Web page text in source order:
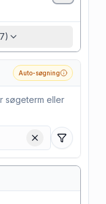
Auto-søgning
søgeterm eller
Filtre